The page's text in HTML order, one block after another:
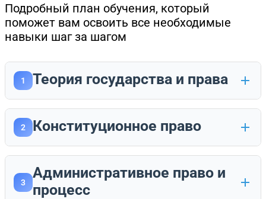
Подробный план обучения, который
поможет вам освоить все необходимые
навыки шаг за шагом
1 Теория государства и права
2 Конституционное право
3
Административное право и
процесс